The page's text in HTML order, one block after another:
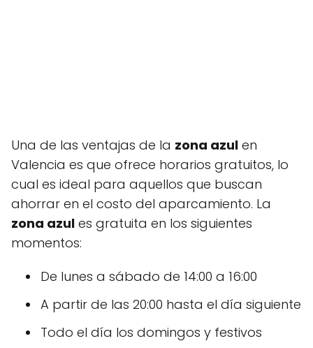
Una de las ventajas de la zona azul en
Valencia es que ofrece horarios gratuitos, lo
cual es ideal para aquellos que buscan
ahorrar en el costo del aparcamiento. La
zona azul es gratuita en los siguientes
momentos:
De lunes a sábado de 14:00 a 16:00
A partir de las 20:00 hasta el día siguiente
Todo el día los domingos y festivos